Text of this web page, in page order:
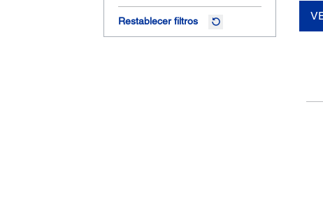
Restablecer filtros